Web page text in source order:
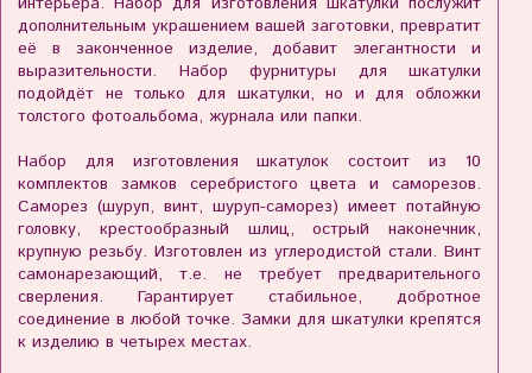
дополнительным украшением вашей заготовки, превратит
её в законченное изделие, добавит элегантности и
выразительности. Набор фурнитуры для шкатулки
подойдёт не только для шкатулки, но и для обложки
толстого фотоальбома, журнала или папки.
Набор для изготовления шкатулок состоит из 10
комплектов замков серебристого цвета и саморезов.
Саморез (шуруп, винт, шуруп-саморез) имеет потайную
головку, крестообразный шлиц, острый наконечник,
крупную резьбу. Изготовлен из углеродистой стали. Винт
самонарезающий, т.е. не требует предварительного
сверления. Гарантирует стабильное, добротное
соединение в любой точке. Замки для шкатулки крепятся
к изделию в четырех местах.